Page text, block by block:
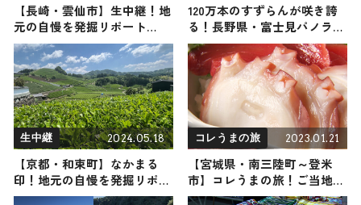
【長崎・雲仙市】生中継！地
元の自慢を発掘リポート
2025年5月31日放送
120万本のすずらんが咲き誇
る！長野県・富士見パノラマ
リゾート。標高1955ｍの山頂
からアルプスの絶景も
生中継 2024.05.18
【京都・和束町】なかまる
印！地元の自慢を発掘リポー
ト 2024年5月18日放送
コレうまの旅 2023.01.21
【宮城県・南三陸町～登米
市】コレうまの旅！ご当地名
物グルメをお届け